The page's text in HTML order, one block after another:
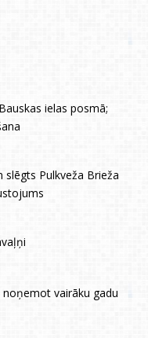
ielas posmā;
slēgts Pulkveža Brieža
noņemot vairāku gadu